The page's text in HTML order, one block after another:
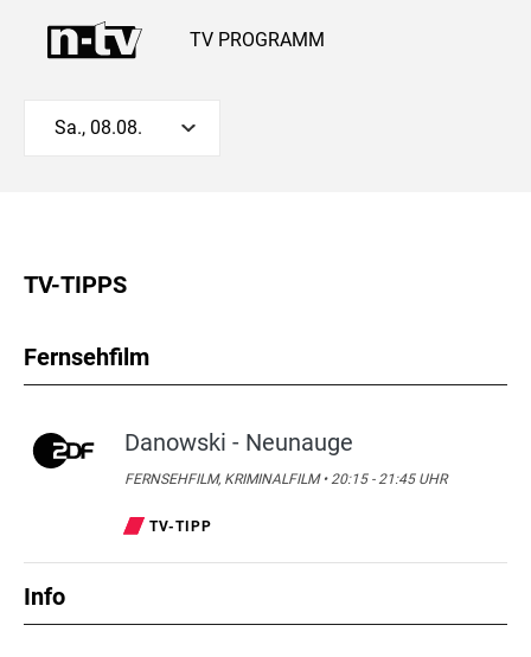
TV PROGRAMM
Sa., 08.08.
TV-TIPPS
Fernsehfilm
Danowski - Neunauge
FERNSEHFILM, KRIMINALFILM • 20:15 - 21:45 UHR
TV-TIPP
Info